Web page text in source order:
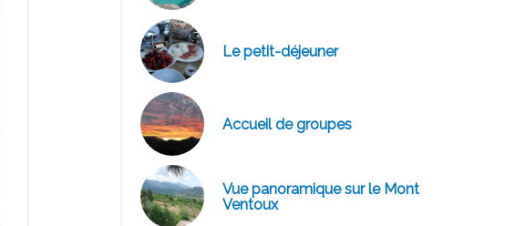
Le petit-déjeuner
Accueil de groupes
Vue panoramique sur le Mont
Ventoux